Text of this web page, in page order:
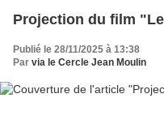
Projection du film
Publié le 28/11/2025 à 13:38
Par via le Cercle Jean Moulin